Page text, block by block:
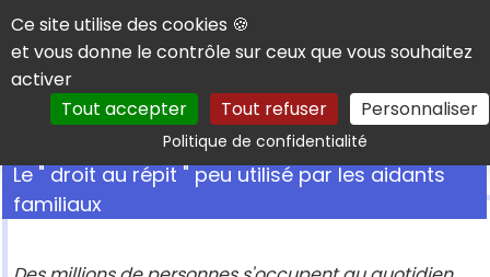
Panneau de gestion des cookies
Ce site utilise des cookies 🍪
et vous donne le contrôle sur ceux que vous souhaitez
activer
Tout accepter
Tout refuser Personnaliser
Politique de confidentialitéRechercher
Le " droit au répit " peu utilisé par les aidants
familiaux